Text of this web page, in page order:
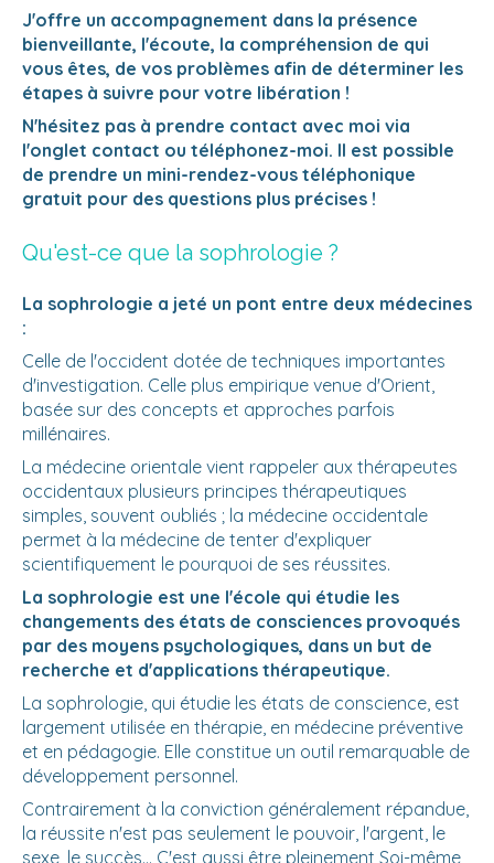
J'offre un accompagnement dans la présence
bienveillante, l'écoute, la compréhension de qui
vous êtes, de vos problèmes afin de déterminer les
étapes à suivre pour votre libération !
N'hésitez pas à prendre contact avec moi via
l'onglet contact ou téléphonez-moi. Il est possible
de prendre un mini-rendez-vous téléphonique
gratuit pour des questions plus précises !
Qu'est-ce que la sophrologie ?
La sophrologie a jeté un pont entre deux médecines
:
Celle de l'occident dotée de techniques importantes
d'investigation. Celle plus empirique venue d'Orient,
basée sur des concepts et approches parfois
millénaires.
La médecine orientale vient rappeler aux thérapeutes
occidentaux plusieurs principes thérapeutiques
simples, souvent oubliés ; la médecine occidentale
permet à la médecine de tenter d'expliquer
scientifiquement le pourquoi de ses réussites.
La sophrologie est une l'école qui étudie les
changements des états de consciences provoqués
par des moyens psychologiques, dans un but de
recherche et d'applications thérapeutique.
La sophrologie, qui étudie les états de conscience, est
largement utilisée en thérapie, en médecine préventive
et en pédagogie. Elle constitue un outil remarquable de
développement personnel.
Contrairement à la conviction généralement répandue,
la réussite n'est pas seulement le pouvoir, l'argent, le
sexe, le succès... C'est aussi être pleinement Soi-même,